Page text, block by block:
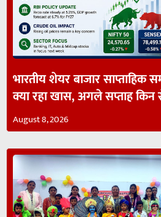
भारतीय शेयर बाजार साप्ताहिक
क्या रहा खास, अगले सप्ताह किन
August 8, 2026